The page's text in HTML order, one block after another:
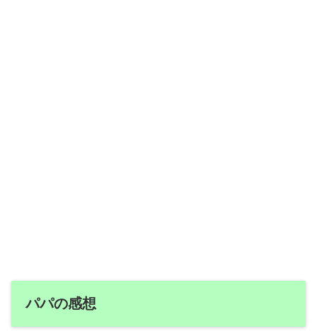
パパの感想